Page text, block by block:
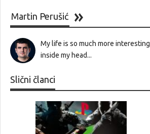
Martin Perušić
My life is so much more interesting
inside my head...
Slični članci